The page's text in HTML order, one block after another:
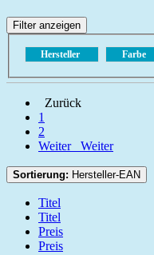
Filter anzeigen
Hersteller Farbe
Zurück
1
2
Weiter
Weiter
Sortierung: Hersteller-EAN
Titel
Titel
Preis
Preis